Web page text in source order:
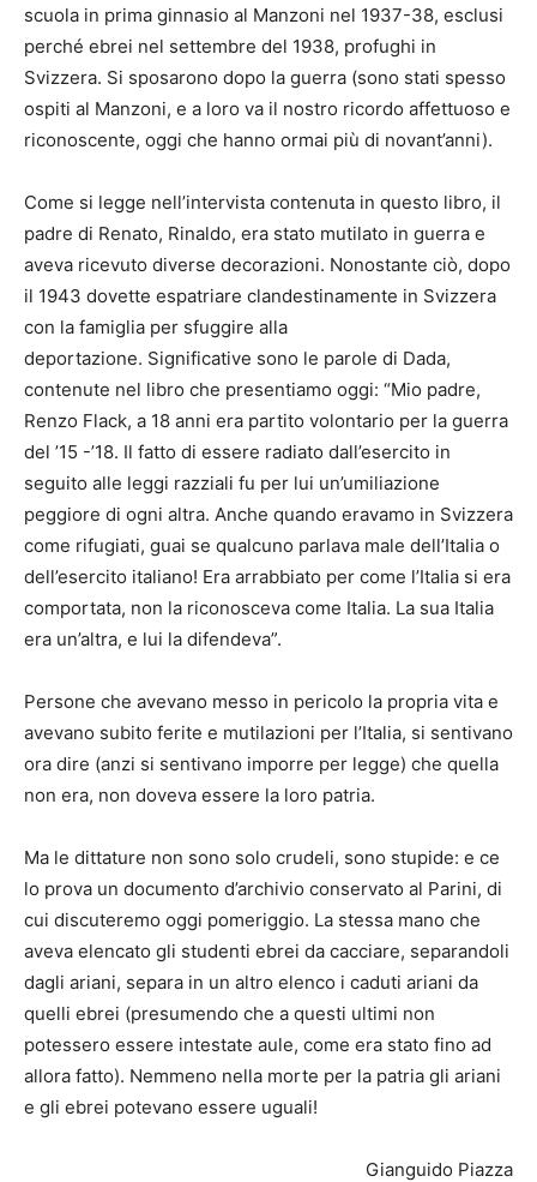
scuola in prima ginnasio al Manzoni nel 1937-38, esclusi
perché ebrei nel settembre del 1938, profughi in
Svizzera. Si sposarono dopo la guerra (sono stati spesso
ospiti al Manzoni, e a loro va il nostro ricordo affettuoso e
riconoscente, oggi che hanno ormai più di novant’anni).
Come si legge nell’intervista contenuta in questo libro, il
padre di Renato, Rinaldo, era stato mutilato in guerra e
aveva ricevuto diverse decorazioni. Nonostante ciò, dopo
il 1943 dovette espatriare clandestinamente in Svizzera
con la famiglia per sfuggire alla
deportazione. Significative sono le parole di Dada,
contenute nel libro che presentiamo oggi: “Mio padre,
Renzo Flack, a 18 anni era partito volontario per la guerra
del ’15 -’18. Il fatto di essere radiato dall’esercito in
seguito alle leggi razziali fu per lui un’umiliazione
peggiore di ogni altra. Anche quando eravamo in Svizzera
come rifugiati, guai se qualcuno parlava male dell’Italia o
dell’esercito italiano! Era arrabbiato per come l’Italia si era
comportata, non la riconosceva come Italia. La sua Italia
era un’altra, e lui la difendeva”.
Persone che avevano messo in pericolo la propria vita e
avevano subito ferite e mutilazioni per l’Italia, si sentivano
ora dire (anzi si sentivano imporre per legge) che quella
non era, non doveva essere la loro patria.
Ma le dittature non sono solo crudeli, sono stupide: e ce
lo prova un documento d’archivio conservato al Parini, di
cui discuteremo oggi pomeriggio. La stessa mano che
aveva elencato gli studenti ebrei da cacciare, separandoli
dagli ariani, separa in un altro elenco i caduti ariani da
quelli ebrei (presumendo che a questi ultimi non
potessero essere intestate aule, come era stato fino ad
allora fatto). Nemmeno nella morte per la patria gli ariani
e gli ebrei potevano essere uguali!
Gianguido Piazza